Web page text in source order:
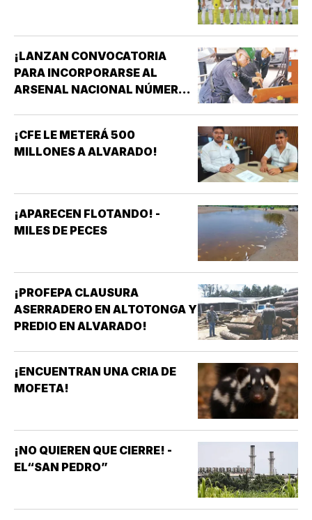
¡LANZAN CONVOCATORIA
PARA INCORPORARSE AL
ARSENAL NACIONAL NÚMERO
¡CFE LE METERÁ 500
MILLONES A ALVARADO!
¡APARECEN FLOTANDO! -
MILES DE PECES
¡PROFEPA CLAUSURA
ASERRADERO EN ALTOTONGA Y
PREDIO EN ALVARADO!
¡ENCUENTRAN UNA CRIA DE
MOFETA!
¡NO QUIEREN QUE CIERRE! -
EL“SAN PEDRO”